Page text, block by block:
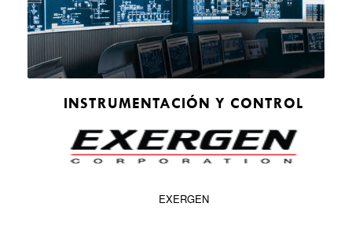
INSTRUMENTACIÓN Y CONTROL
EXERGEN